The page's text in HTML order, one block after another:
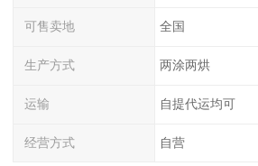
可售卖地 全国
生产方式 两涂两烘
运输 自提代运均可
经营方式 自营